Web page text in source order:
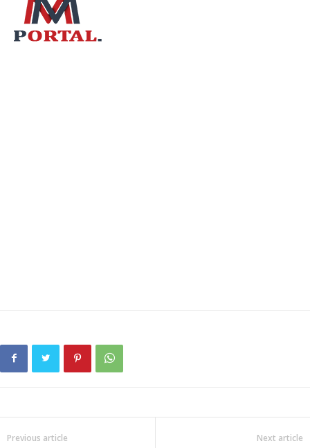
Previous article Next article